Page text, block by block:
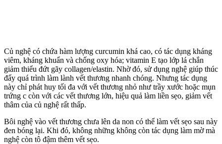
Củ nghệ có chứa hàm lượng curcumin khá cao, có tác dụng kháng
viêm, kháng khuẩn và chống oxy hóa; vitamin E tạo lớp lá chắn
giảm thiểu đứt gãy collagen/elastin. Nhờ đó, sử dụng nghệ giúp thúc
đẩy quá trình làm lành vết thương nhanh chóng. Nhưng tác dụng
này chỉ phát huy tối đa với vết thương nhỏ như trầy xước hoặc mụn
trứng c còn với các vết thương lớn, hiệu quả làm liền sẹo, giảm vết
thâm của củ nghệ rất thấp.
Bôi nghệ vào vết thương chưa lên da non có thể làm vết sẹo sau này
đen bóng lại. Khi đó, không những không còn tác dụng làm mờ mà
nghệ còn tô đậm thêm vết sẹo.